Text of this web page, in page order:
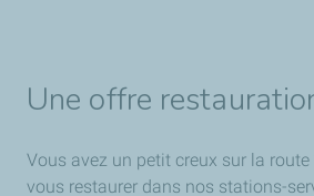
Une offre
Vous avez un petit creux sur la route
vous restaurer dans nos stations-